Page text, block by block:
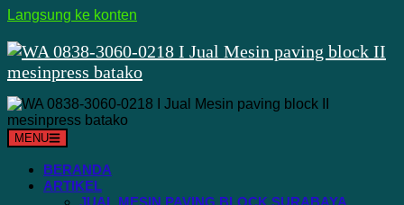
Langsung ke konten
MENU
BERANDA
ARTIKEL
JUAL MESIN PAVING BLOCK SURABAYA